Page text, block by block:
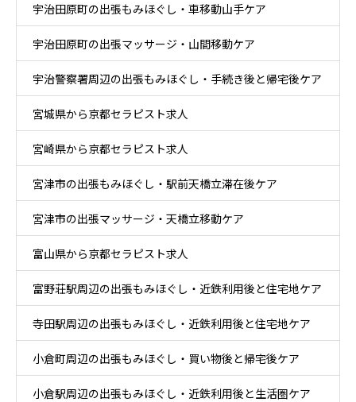
ケア
宇治田原町の出張もみほぐし・車移動山手ケア
宇治田原町の出張マッサージ・山間移動ケア
宇治警察署周辺の出張もみほぐし・手続き後と帰宅後ケア
宮城県から京都セラピスト求人
宮崎県から京都セラピスト求人
宮津市の出張もみほぐし・駅前天橋立滞在後ケア
宮津市の出張マッサージ・天橋立移動ケア
富山県から京都セラピスト求人
富野荘駅周辺の出張もみほぐし・近鉄利用後と住宅地ケア
寺田駅周辺の出張もみほぐし・近鉄利用後と住宅地ケア
小倉町周辺の出張もみほぐし・買い物後と帰宅後ケア
小倉駅周辺の出張もみほぐし・近鉄利用後と生活圏ケア